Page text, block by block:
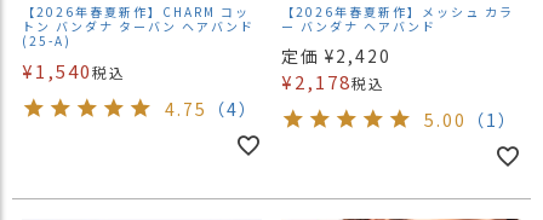
【2026年春夏新作】CHARM コッ
トン バンダナ ターバン ヘアバンド
(25-A)
¥1,540税込
4.75 （4）
【2026年春夏新作】メッシュ カラ
ー バンダナ ヘアバンド
定価 ¥2,420
¥2,178税込
5.00 （1）